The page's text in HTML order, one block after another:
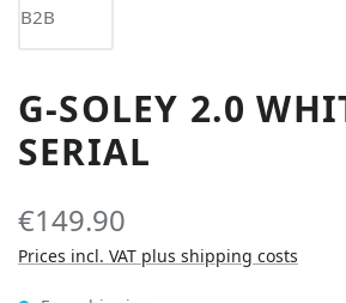
G-SOLEY 2.0
SERIAL
€149.90
Prices incl. VAT plus shipping costs